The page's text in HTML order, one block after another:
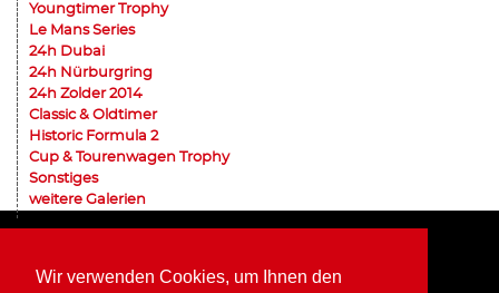
Wir verwenden Cookies, um Ihnen den
Youngtimer Trophy
Le Mans Series
24h Dubai
24h Nürburgring
24h Zolder 2014
Classic & Oldtimer
Historic Formula 2
Cup & Tourenwagen Trophy
Sonstiges
weitere Galerien